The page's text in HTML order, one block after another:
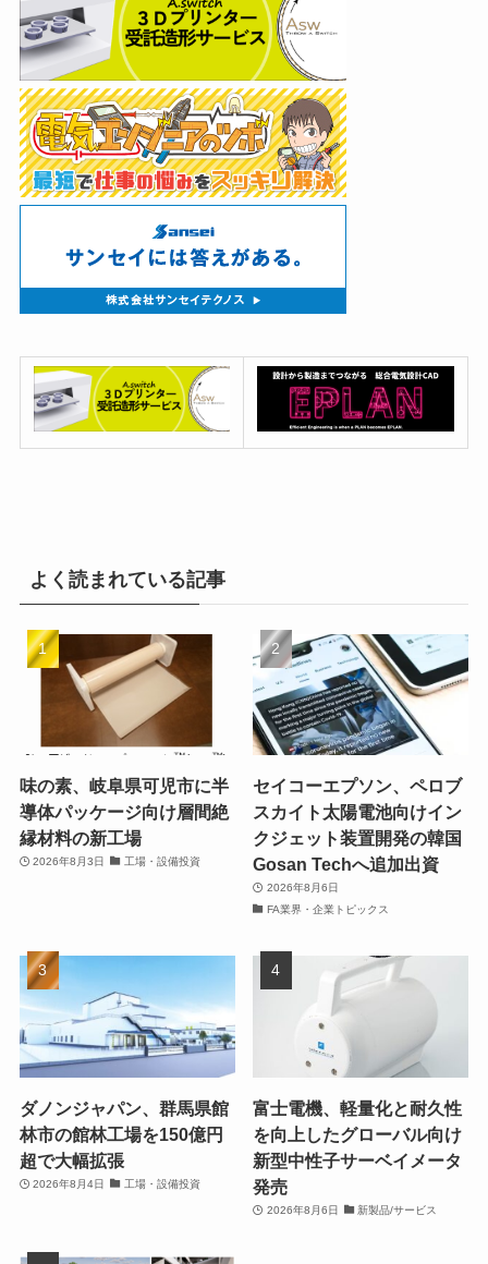
よく読まれている記事
味の素、岐阜県可児市に半
導体パッケージ向け層間絶
縁材料の新工場
2026年8月3日 工場・設備投資
セイコーエプソン、ペロブ
スカイト太陽電池向けイン
クジェット装置開発の韓国
Gosan Techへ追加出資
2026年8月6日
FA業界・企業トピックス
ダノンジャパン、群馬県館
林市の館林工場を150億円
超で大幅拡張
2026年8月4日 工場・設備投資
富士電機、軽量化と耐久性
を向上したグローバル向け
新型中性子サーベイメータ
発売
2026年8月6日 新製品/サービス